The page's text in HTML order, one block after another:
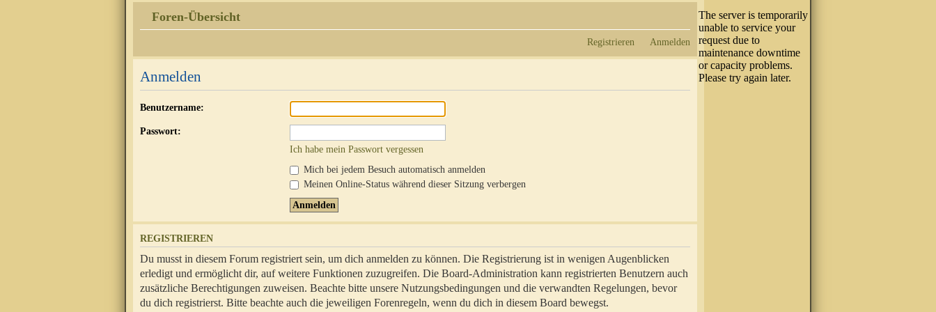
Foren-Übersicht
Registrieren Anmelden
Anmelden
Benutzername:
Passwort:
Ich habe mein Passwort vergessen
Mich bei jedem Besuch automatisch anmelden
Meinen Online-Status während dieser Sitzung verbergen
REGISTRIEREN
Du musst in diesem Forum registriert sein, um dich anmelden zu können. Die Registrierung ist in wenigen Augenblicken
erledigt und ermöglicht dir, auf weitere Funktionen zuzugreifen. Die Board-Administration kann registrierten Benutzern auch
zusätzliche Berechtigungen zuweisen. Beachte bitte unsere Nutzungsbedingungen und die verwandten Regelungen, bevor
du dich registrierst. Bitte beachte auch die jeweiligen Forenregeln, wenn du dich in diesem Board bewegst.